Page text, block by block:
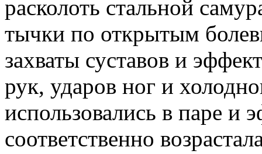
расколоть стальной
тычки по открытым
захваты суставов и
рук, ударов ног и
использовались в паре и
соответственно